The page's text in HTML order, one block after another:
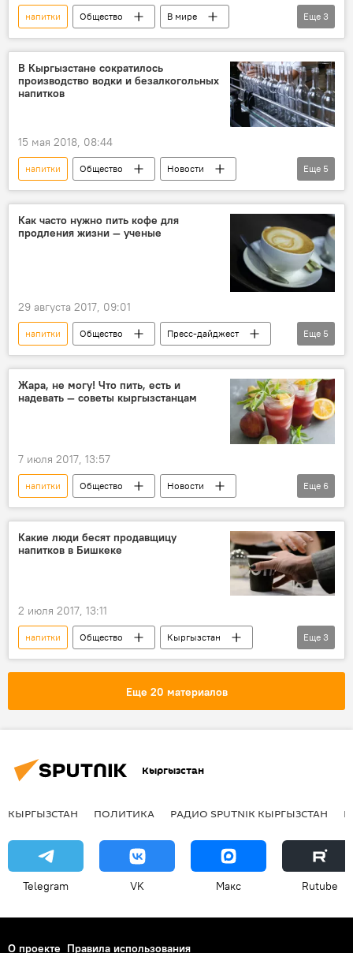
напитки Общество
В мире
Радио Sputnik Кыргызстан
здоровье
добавки
Еще 3
В Кыргызстане сократилось
производство водки и безалкогольных
напитков
15 мая 2018, 08:44
напитки Общество
Новости
Кыргызстан
экономика
Национальный статистический комитет
алкоголь
водка
Еще 5
Как часто нужно пить кофе для
продления жизни — ученые
29 августа 2017, 09:01
напитки Общество
Пресс-дайджест
Новости
В мире
риски
исследование
Еще 5
Жара, не могу! Что пить, есть и
надевать — советы кыргызстанцам
7 июля 2017, 13:57
напитки Общество
Новости
Кыргызстан
Данияр Деркембаев
Кыргызгидромет
жара
еда
Еще 6
Какие люди бесят продавщицу
напитков в Бишкеке
2 июля 2017, 13:11
напитки Общество
Кыргызстан
Что выводит кыргызстанцев из себя
Еще 3
Еще 20 материалов
Кыргызстан
КЫРГЫЗСТАН ПОЛИТИКА РАДИО SPUTNIK КЫРГЫЗСТАН
Telegram VK Макс Rutube
О проекте Правила использования